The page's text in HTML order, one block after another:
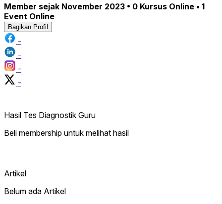
Member sejak November 2023 • 0 Kursus Online • 1
Event Online
Bagikan Profil
-
-
-
-
Hasil Tes Diagnostik Guru
Beli membership untuk melihat hasil
Artikel
Belum ada Artikel